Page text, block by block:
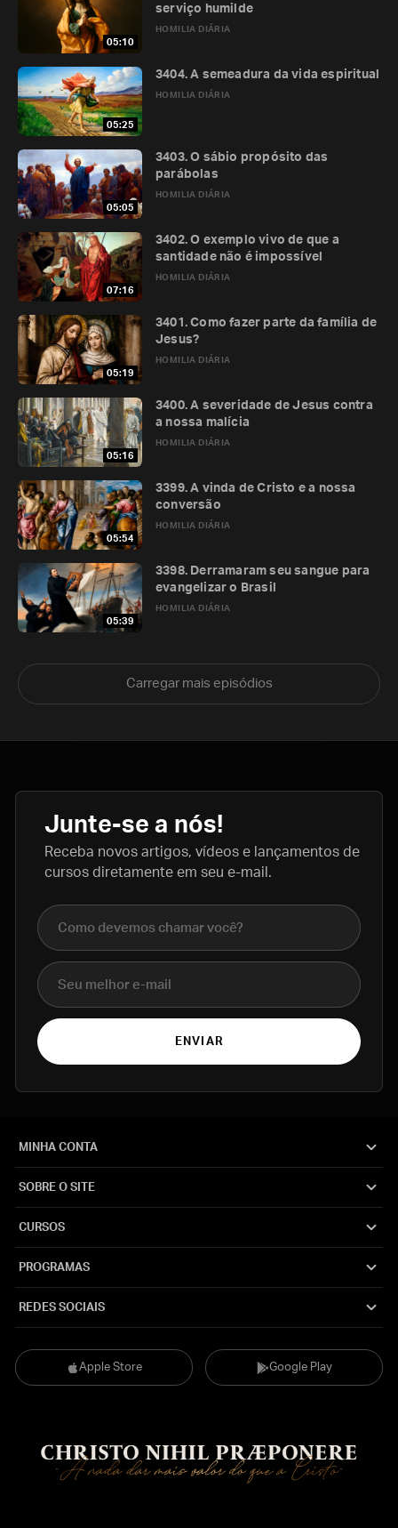
05:10
HOMILIA DIÁRIA
serviço humilde
05:25
HOMILIA DIÁRIA
3404. A semeadura da vida espiritual
05:05
HOMILIA DIÁRIA
3403. O sábio propósito das
parábolas
07:16
HOMILIA DIÁRIA
3402. O exemplo vivo de que a
santidade não é impossível
05:19
HOMILIA DIÁRIA
3401. Como fazer parte da família de
Jesus?
05:16
HOMILIA DIÁRIA
3400. A severidade de Jesus contra
a nossa malícia
05:54
HOMILIA DIÁRIA
3399. A vinda de Cristo e a nossa
conversão
05:39
HOMILIA DIÁRIA
3398. Derramaram seu sangue para
evangelizar o Brasil
Carregar mais episódios
Junte-se a nós!
Receba novos artigos, vídeos e lançamentos de
cursos diretamente em seu e-mail.
Nome completo
E-mail
ENVIAR
Apple Store Google Play
MINHA CONTA
SOBRE O SITE
CURSOS
PROGRAMAS
REDES SOCIAIS